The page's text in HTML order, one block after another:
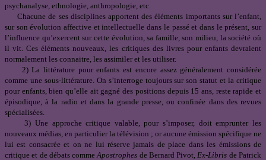
psychanalyse, ethnologie, anthropologie, etc.
Chacune de ses disciplines apportent des éléments importants sur l’enfant,
sur son évolution affective et intellectuelle dans le passé et dans le présent, sur
l’influence qu’exercent sur cette évolution, sa famille, son milieu, la société où
il vit. Ces éléments nouveaux, les critiques des livres pour enfants devraient
normalement les connaitre, les assimiler et les utiliser.
2) La littérature pour enfants est encore assez généralement considérée
comme une sous-littérature. On s’interroge toujours sur son statut et la critique
pour enfants, bien qu’elle ait gagné des positions depuis 15 ans, reste rapide et
épisodique, à la radio et dans la grande presse, ou confinée dans des revues
spécialisées.
3) Une approche critique valable, pour s’imposer, doit emprunter les
nouveaux médias, en particulier la télévision ; or aucune émission spécifique ne
lui est consacrée et on ne lui réserve jamais de place dans les émissions de
critique et de débats commeApostrophes de Bernard Pivot, Ex-Libris de Patrick